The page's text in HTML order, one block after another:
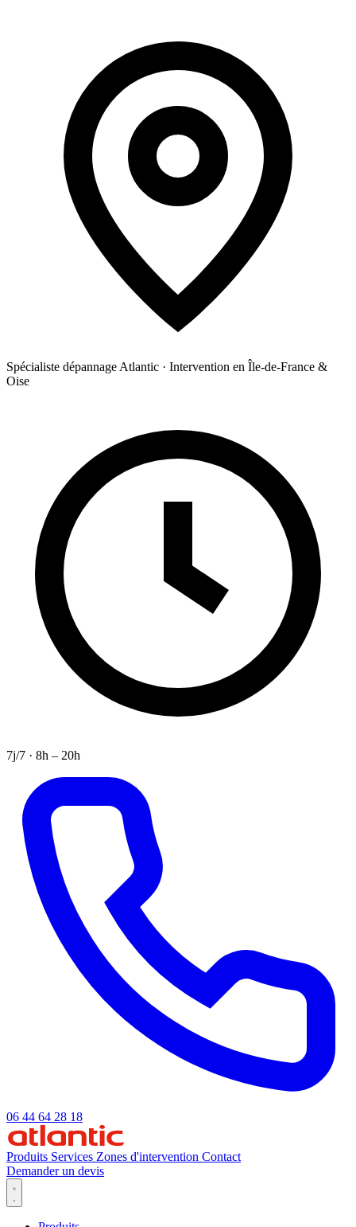
Spécialiste dépannage Atlantic · Intervention en Île-de-France &
Oise
7j/7 · 8h – 20h
06 44 64 28 18
Produits Services Zones d'intervention Contact
Demander un devis